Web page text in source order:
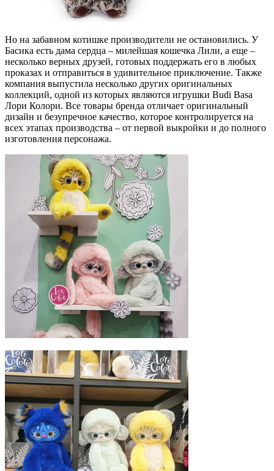
Но на забавном котишке производители не остановились. У
Басика есть дама сердца – милейшая кошечка Лили, а еще –
несколько верных друзей, готовых поддержать его в любых
проказах и отправиться в удивительное приключение. Также
компания выпустила несколько других оригинальных
коллекций, одной из которых являются игрушки Budi Basa
Лори Колори. Все товары бренда отличает оригинальный
дизайн и безупречное качество, которое контролируется на
всех этапах производства – от первой выкройки и до полного
изготовления персонажа.